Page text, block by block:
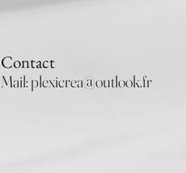
Contact
Mail:plexicrea@outlook.fr